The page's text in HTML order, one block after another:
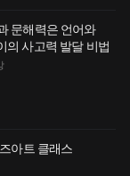
문해력은 언어와
의 사고력 발달 비법
아트 클래스